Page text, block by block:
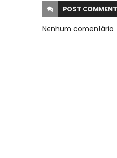
POST COMMENT
Nenhum comentário